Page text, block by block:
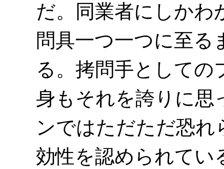
だ。同業者にしかわ
問具一つ一つに至る
る。拷問手としての
身もそれを誇りに思
ンではただただ恐
効性を認められてい